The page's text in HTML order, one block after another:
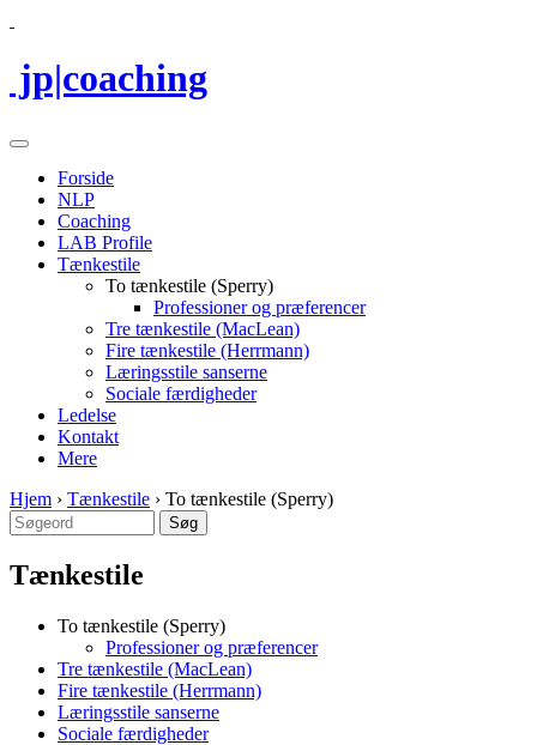
jp|coaching
Forside
NLP
Coaching
LAB Profile
Tænkestile
To tænkestile (Sperry)
Professioner og præferencer
Tre tænkestile (MacLean)
Fire tænkestile (Herrmann)
Læringsstile sanserne
Sociale færdigheder
Ledelse
Kontakt
Mere
Hjem › Tænkestile › To tænkestile (Sperry)
Tænkestile
To tænkestile (Sperry)
Professioner og præferencer
Tre tænkestile (MacLean)
Fire tænkestile (Herrmann)
Læringsstile sanserne
Sociale færdigheder